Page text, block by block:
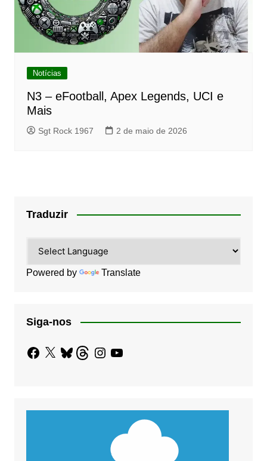
Notícias
N3 – eFootball, Apex Legends, UCI e
Mais
Sgt Rock 1967 2 de maio de 2026
Traduzir
Powered by Translate
Siga-nos
Facebook
X BlueskyThreadsInstagram
YouTube